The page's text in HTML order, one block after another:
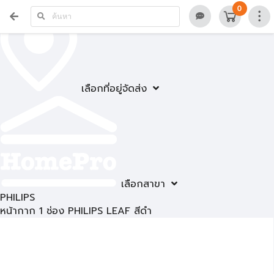
เลือกที่อยู่จัดส่ง
เลือกสาขา
0
PHILIPS
หน้ากาก 1 ช่อง PHILIPS LEAF สีดำ